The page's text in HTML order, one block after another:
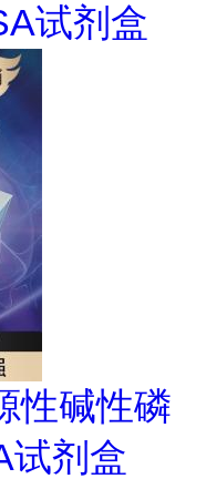
试剂盒
性碱性磷
试剂盒